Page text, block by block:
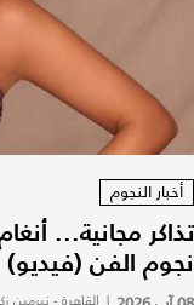
أخبار النجوم
تذاكر مجانية...
نجوم الفن (فيديو)
| القاهرة - نيرمين